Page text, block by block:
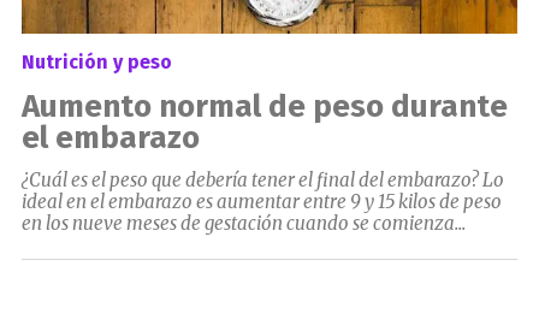
Nutrición y peso
Aumento normal de peso durante
el embarazo
¿Cuál es el peso que debería tener el final del embarazo? Lo
ideal en el embarazo es aumentar entre 9 y 15 kilos de peso
en los nueve meses de gestación cuando se comienza...